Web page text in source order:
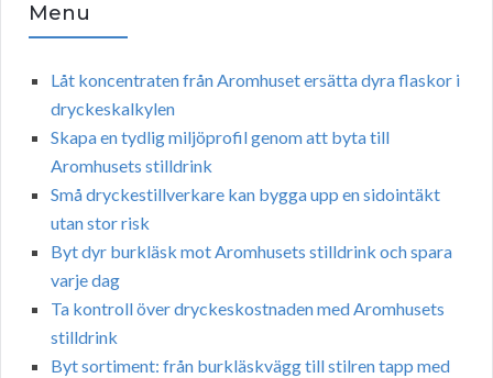
Menu
Låt koncentraten från Aromhuset ersätta dyra flaskor i
dryckeskalkylen
Skapa en tydlig miljöprofil genom att byta till
Aromhusets stilldrink
Små dryckestillverkare kan bygga upp en sidointäkt
utan stor risk
Byt dyr burkläsk mot Aromhusets stilldrink och spara
varje dag
Ta kontroll över dryckeskostnaden med Aromhusets
stilldrink
Byt sortiment: från burkläskvägg till stilren tapp med